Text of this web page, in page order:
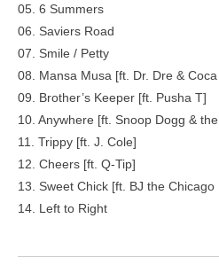
05. 6 Summers
06. Saviers Road
07. Smile / Petty
08. Mansa Musa [ft. Dr. Dre &
09. Brother’s Keeper [ft. Pusha T]
10. Anywhere [ft. Snoop Dogg &
11. Trippy [ft. J. Cole]
12. Cheers [ft. Q-Tip]
13. Sweet Chick [ft. BJ the Chicago
14. Left to Right